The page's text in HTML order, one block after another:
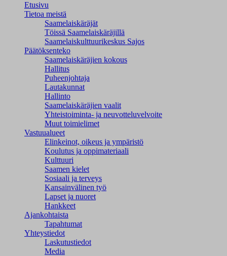
Etusivu
Tietoa meistä
Saamelaiskäräjät
Töissä Saamelaiskäräjillä
Saamelaiskulttuuri­keskus Sajos
Päätöksenteko
Saamelaiskäräjien kokous
Hallitus
Puheenjohtaja
Lautakunnat
Hallinto
Saamelaiskäräjien vaalit
Yhteistoiminta- ja neuvotteluvelvoite
Muut toimielimet
Vastuualueet
Elinkeinot, oikeus ja ympäristö
Koulutus ja oppimateriaali
Kulttuuri
Saamen kielet
Sosiaali ja terveys
Kansainvälinen työ
Lapset ja nuoret
Hankkeet
Ajankohtaista
Tapahtumat
Yhteystiedot
Laskutustiedot
Media